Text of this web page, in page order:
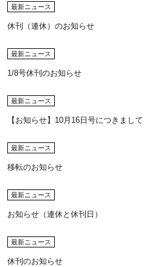
最新ニュース
休刊（連休）のお知らせ
最新ニュース
1/8号休刊のお知らせ
最新ニュース
【お知らせ】10月16日号につきまして
最新ニュース
移転のお知らせ
最新ニュース
お知らせ（連休と休刊日）
最新ニュース
休刊のお知らせ